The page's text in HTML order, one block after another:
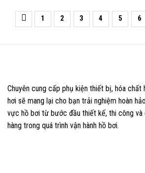
5
1 2 3 4 5 6
Chuyên cung cấp phụ kiện thiết bị, hóa
hơi sẽ mang lại cho bạn trải nghiệm hoàn
vực hồ bơi từ bước đầu thiết kế, thi công và
hàng trong quá trình vận hành hồ bơi.